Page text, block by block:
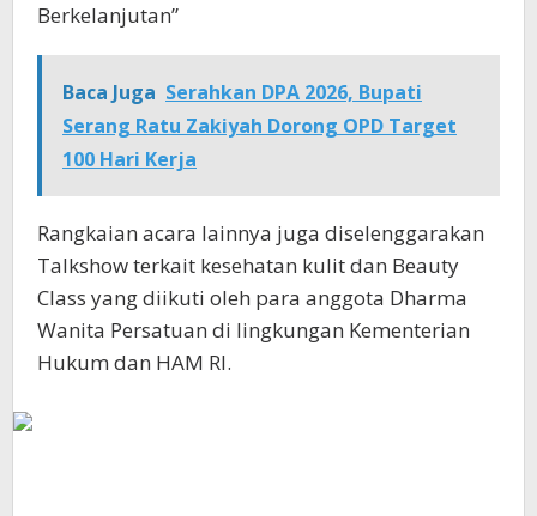
Berkelanjutan”
Baca Juga Serahkan DPA 2026, Bupati
Serang Ratu Zakiyah Dorong OPD Target
100 Hari Kerja
Rangkaian acara lainnya juga diselenggarakan
Talkshow terkait kesehatan kulit dan Beauty
Class yang diikuti oleh para anggota Dharma
Wanita Persatuan di lingkungan Kementerian
Hukum dan HAM RI.